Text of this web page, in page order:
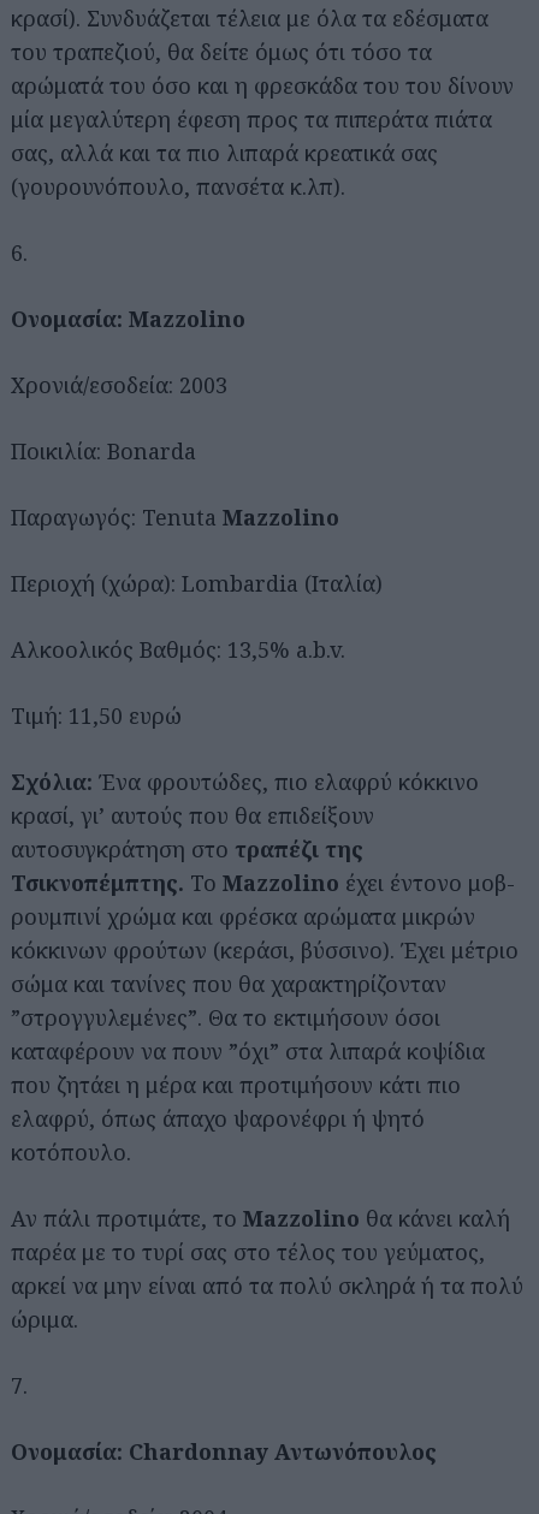
κρασί). Συνδυάζεται τέλεια με όλα τα εδέσματα
του τραπεζιού, θα δείτε όμως ότι τόσο τα
αρώματά του όσο και η φρεσκάδα του του δίνουν
μία μεγαλύτερη έφεση προς τα πιπεράτα πιάτα
σας, αλλά και τα πιο λιπαρά κρεατικά σας
(γουρουνόπουλο, πανσέτα κ.λπ).
6.
Ονομασία: Mazzolino
Χρονιά/εσοδεία: 2003
Ποικιλία: Bonarda
Παραγωγός: Tenuta Mazzolino
Περιοχή (χώρα): Lombardia (Ιταλία)
Αλκοολικός Βαθμός: 13,5% a.b.v.
Τιμή: 11,50 ευρώ
Σχόλια: Ένα φρουτώδες, πιο ελαφρύ κόκκινο
κρασί, γι’ αυτούς που θα επιδείξουν
αυτοσυγκράτηση στο τραπέζι της
Τσικνοπέμπτης. Το Mazzolino έχει έντονο μοβ-
ρουμπινί χρώμα και φρέσκα αρώματα μικρών
κόκκινων φρούτων (κεράσι, βύσσινο). Έχει μέτριο
σώμα και τανίνες που θα χαρακτηρίζονταν
”στρογγυλεμένες”. Θα το εκτιμήσουν όσοι
καταφέρουν να πουν ”όχι” στα λιπαρά κοψίδια
που ζητάει η μέρα και προτιμήσουν κάτι πιο
ελαφρύ, όπως άπαχο ψαρονέφρι ή ψητό
κοτόπουλο.
Αν πάλι προτιμάτε, το Mazzolino θα κάνει καλή
παρέα με το τυρί σας στο τέλος του γεύματος,
αρκεί να μην είναι από τα πολύ σκληρά ή τα πολύ
ώριμα.
7.
Ονομασία: Chardonnay Αντωνόπουλος